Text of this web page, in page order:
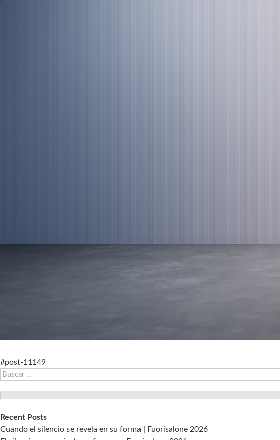
#post-11149
Buscar:
Recent Posts
Cuando el silencio se revela en su forma | Fuorisalone 2026